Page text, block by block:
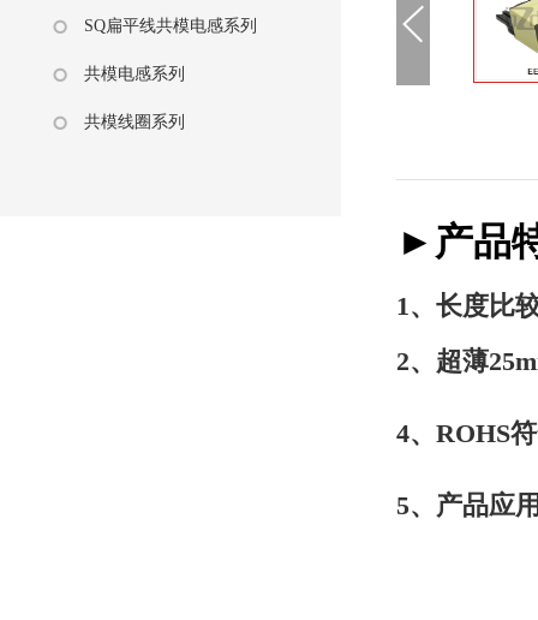
SQ扁平线共模电感系列
共模电感系列
共模线圈系列
►产品
1、长度比
2、超薄
4、ROHS
5、产品应